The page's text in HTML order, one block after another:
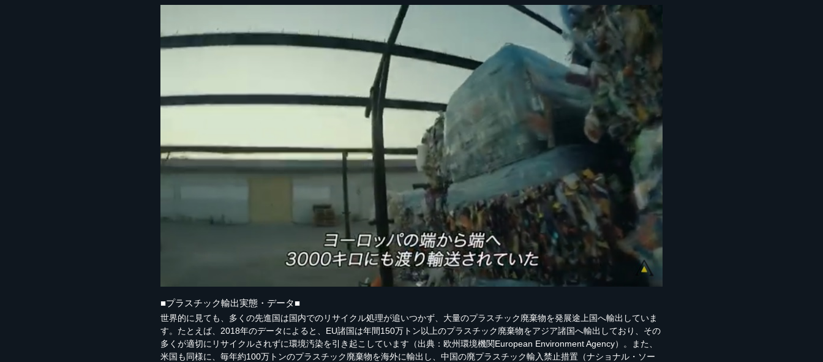
■プラスチック輸出実態・データ■
世界的に見ても、多くの先進国は国内でのリサイクル処理が追いつかず、大量のプラスチック廃棄物を発展途上国へ輸出していま
す。たとえば、2018年のデータによると、EU諸国は年間150万トン以上のプラスチック廃棄物をアジア諸国へ輸出しており、その
多くが適切にリサイクルされずに環境汚染を引き起こしています（出典：欧州環境機関European Environment Agency）。また、
米国も同様に、毎年約100万トンのプラスチック廃棄物を海外に輸出し、中国の廃プラスチック輸入禁止措置（ナショナル・ソー